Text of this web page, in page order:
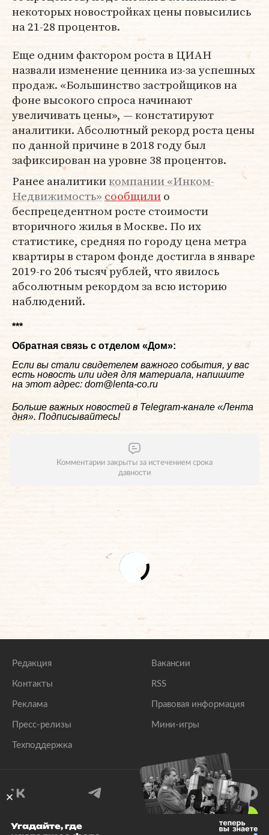
некоторых новостройках цены повысились
на 21-28 процентов.
Еще одним фактором роста в ЦИАН
назвали изменение ценника из-за успешных
продаж. «Большинство застройщиков на
фоне высокого спроса начинают
увеличивать цены», — констатируют
аналитики. Абсолютный рекорд роста цены
по данной причине в 2018 году был
зафиксирован на уровне 38 процентов.
Ранее аналитикикомпании «Инком-
Недвижимость» сообщилио
беспрецедентном росте стоимости
вторичного жилья в Москве. По их
статистике, средняя по городу цена метра
квартиры в старом фонде достигла в январе
2019-го 206 тысяч рублей, что явилось
абсолютным рекордом за всю историю
наблюдений.
***
Обратная связь с отделом «Дом»:
Если вы стали свидетелем важного события, у вас
есть новость или идея для материала, напишите
на этот адрес: dom@lenta-co.ru
Больше важных новостей в Telegram-канале «Лента
дня». Подписывайтесь!
Комментарии закрыты за истечением срока
давности
Редакция
Контакты
Реклама
Пресс-релизы
Техподдержка
Вакансии
RSS
Правовая информация
Мини-игры
Угадайте, где